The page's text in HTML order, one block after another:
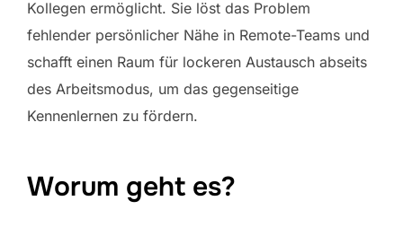
Kollegen ermöglicht. Sie löst das Problem
fehlender persönlicher Nähe in Remote-Teams und
schafft einen Raum für lockeren Austausch abseits
des Arbeitsmodus, um das gegenseitige
Kennenlernen zu fördern.
Worum geht es?